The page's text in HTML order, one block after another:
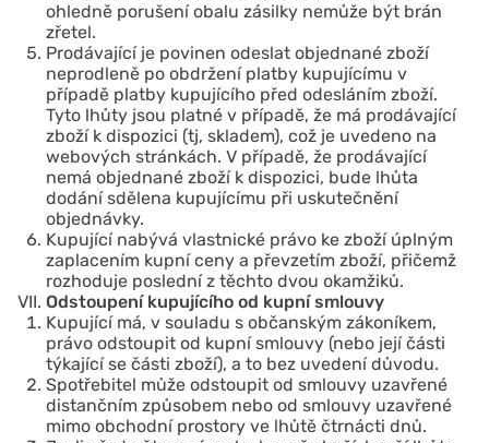
ohledně porušení obalu zásilky nemůže být brán
zřetel.
Prodávající je povinen odeslat objednané zboží
neprodleně po obdržení platby kupujícímu v
případě platby kupujícího před odesláním zboží.
Tyto lhůty jsou platné v případě, že má prodávající
zboží k dispozici (tj, skladem), což je uvedeno na
webových stránkách. V případě, že prodávající
nemá objednané zboží k dispozici, bude lhůta
dodání sdělena kupujícímu při uskutečnění
objednávky.
Kupující nabývá vlastnické právo ke zboží úplným
zaplacením kupní ceny a převzetím zboží, přičemž
rozhoduje poslední z těchto dvou okamžiků.
Odstoupení kupujícího od kupní smlouvy
Kupující má, v souladu s občanským zákoníkem,
právo odstoupit od kupní smlouvy (nebo její části
týkající se části zboží), a to bez uvedení důvodu.
Spotřebitel může odstoupit od smlouvy uzavřené
distančním způsobem nebo od smlouvy uzavřené
mimo obchodní prostory ve lhůtě čtrnácti dnů.